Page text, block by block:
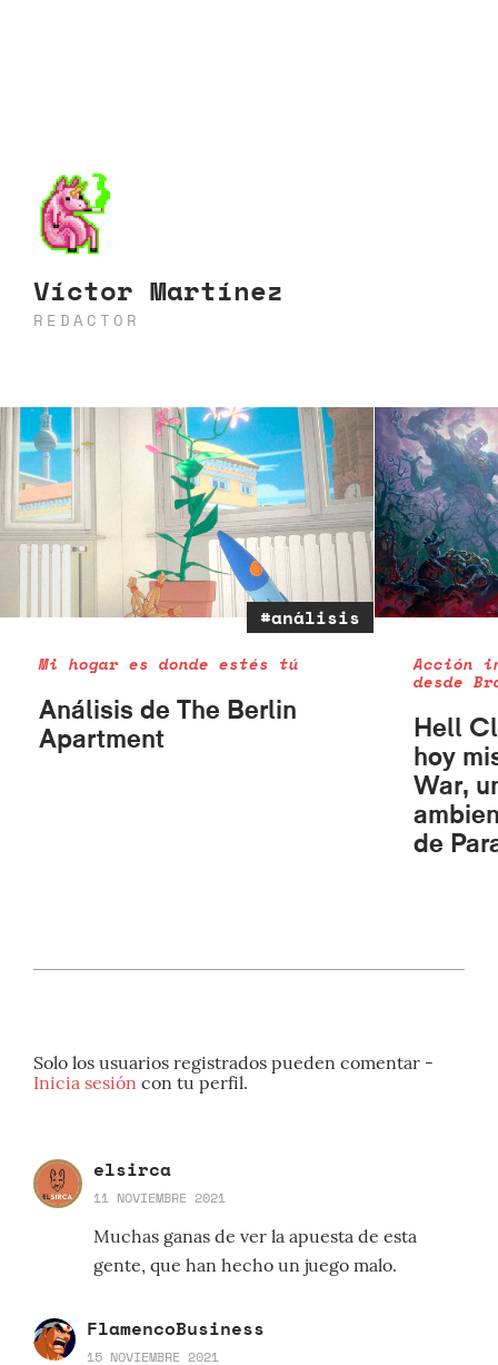
Víctor Martínez
REDACTOR
#análisis
Mi hogar es donde estés tú
Análisis de The Berlin
Apartment
Acción
desde
Hell
hoy
War,
de
Solo los usuarios registrados pueden comentar -
Inicia sesión con tu perfil.
elsirca
11 NOVIEMBRE 2021
Muchas ganas de ver la apuesta de esta
gente, que han hecho un juego malo.
FlamencoBusiness
15 NOVIEMBRE 2021